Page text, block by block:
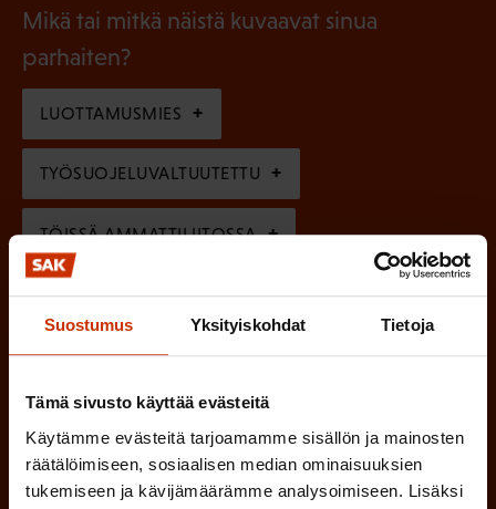
Suostumus Yksityiskohdat Tietoja
Tämä sivusto käyttää evästeitä
Käytämme evästeitä tarjoamamme sisällön ja mainosten
räätälöimiseen, sosiaalisen median ominaisuuksien
tukemiseen ja kävijämäärämme analysoimiseen. Lisäksi
n
e
)
l
i
n
e
n
)
l
i
n
n
)
Mikä tai mitkä näistä kuvaavat sinua
parhaiten?
LUOTTAMUSMIES
TYÖSUOJELUVALTUUTETTU
TÖISSÄ AMMATTILIITOSSA
TYÖNANTAJAN EDUSTAJA
MUU KIINNOSTUS TYÖELÄMÄASIOIHIN
Millä kielellä haluat uutiskirjeesi(
P
RUOTSI